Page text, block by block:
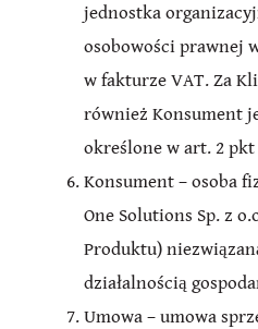
jednostka
osobowości prawnej
w fakturze VAT. Za
również Konsument
określone w art. 2 pkt
Konsument – osoba
One Solutions Sp. z
Produktu)
działalnością
Umowa – umowa